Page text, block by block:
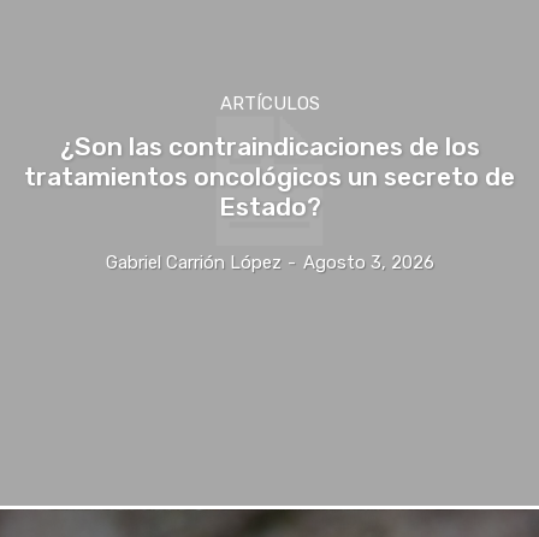
ARTÍCULOS
¿Son las contraindicaciones de los
tratamientos oncológicos un secreto de
Estado?
Gabriel Carrión López - Agosto 3, 2026